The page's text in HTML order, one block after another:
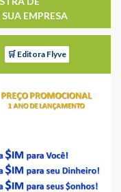
EMPRESA
🛒 Editora Flyve